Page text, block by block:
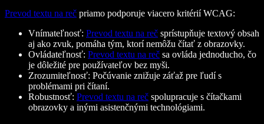
Prevod textu na reč priamo podporuje viacero kritérií WCAG:
Vnímateľnosť: Prevod textu na reč sprístupňuje textový obsah
aj ako zvuk, pomáha tým, ktorí nemôžu čítať z obrazovky.
Ovládateľnosť: Prevod textu na reč sa ovláda jednoducho, čo
je dôležité pre používateľov bez myši.
Zrozumiteľnosť: Počúvanie znižuje záťaž pre ľudí s
problémami pri čítaní.
Robustnosť: Prevod textu na reč spolupracuje s čítačkami
obrazovky a inými asistenčnými technológiami.